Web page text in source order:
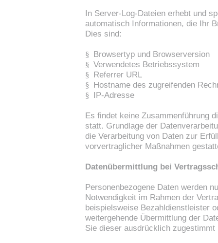
In Server-Log-Dateien erhebt und
automatisch Informationen, die Ihr
Dies sind:
§ Browsertyp und Browserversion
§ Verwendetes Betriebssystem
§ Referrer URL
§ Hostname des zugreifenden
§ IP-Adresse
Es findet keine Zusammenführung
statt. Grundlage der
die Verarbeitung von Daten zur
vorvertraglicher Maßnahmen
Datenübermittlung bei
Personenbezogene Daten werden
Notwendigkeit im Rahmen der
beispielsweise Bezahldienstleister
weitergehende Übermittlung der
Sie dieser ausdrücklich zugestimmt